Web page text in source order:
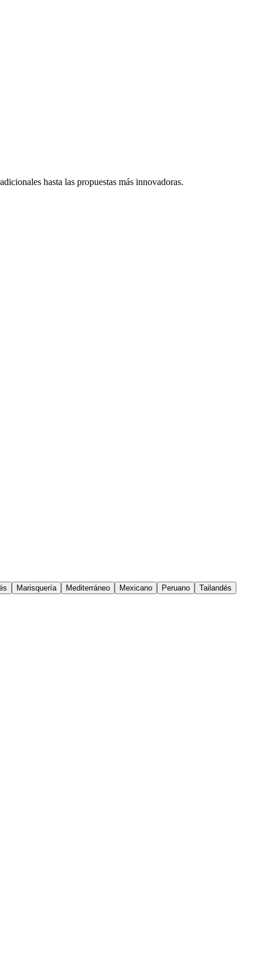
hasta las propuestas más innovadoras.
Marisquería Mediterráneo Mexicano Peruano
Tailandés